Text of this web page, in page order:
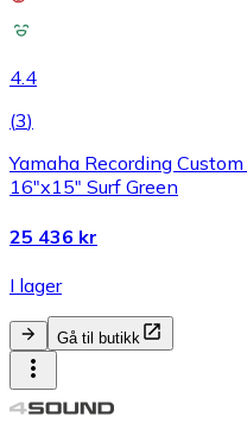
4.4
(3)
Yamaha Recording
16"x15" Surf Green
25 436 kr
I lager
Gå til butikk